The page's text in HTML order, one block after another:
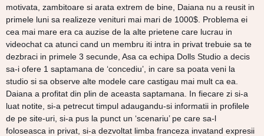
motivata, zambitoare si arata extrem de bine, Daiana nu a reusit in
primele luni sa realizeze venituri mai mari de 1000$. Problema ei
cea mai mare era ca auzise de la alte prietene care lucrau in
videochat ca atunci cand un membru iti intra in privat trebuie sa te
dezbraci in primele 3 secunde, Asa ca echipa Dolls Studio a decis
sa-i ofere 1 saptamana de ‘concediu’, in care sa poata veni la
studio si sa observe alte modele care castigau mai mult ca ea.
Daiana a profitat din plin de aceasta saptamana. In fiecare zi si-a
luat notite, si-a petrecut timpul adaugandu-si informatii in profilele
de pe site-uri, si-a pus la punct un ‘scenariu’ pe care sa-l
foloseasca in privat, si-a dezvoltat limba franceza invatand expresii